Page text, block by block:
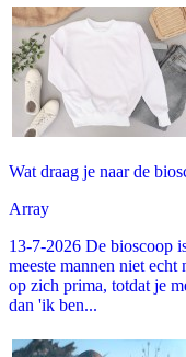
Wat draag je naar de
Array
13-7-2026 De bioscoop
meeste mannen niet
op zich prima, totdat je
dan 'ik ben...